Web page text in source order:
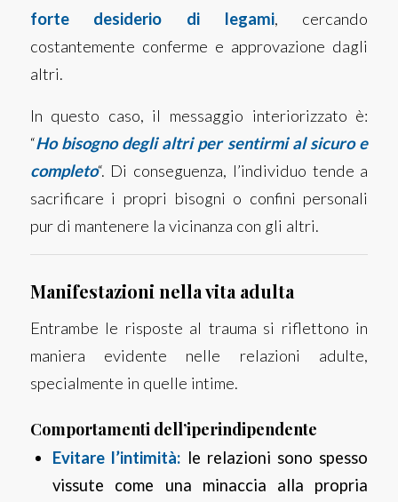
forte desiderio di legami, cercando
costantemente conferme e approvazione dagli
altri.
In questo caso, il messaggio interiorizzato è:
“Ho bisogno degli altri per sentirmi al sicuro e
completo“. Di conseguenza, l’individuo tende a
sacrificare i propri bisogni o confini personali
pur di mantenere la vicinanza con gli altri.
Manifestazioni nella vita adulta
Entrambe le risposte al trauma si riflettono in
maniera evidente nelle relazioni adulte,
specialmente in quelle intime.
Comportamenti dell’iperindipendente
Evitare l’intimità: le relazioni sono spesso
vissute come una minaccia alla propria